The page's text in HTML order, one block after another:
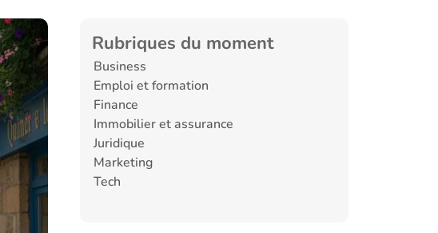
Rubriques du moment
Business
Emploi et formation
Finance
Immobilier et assurance
Juridique
Marketing
Tech